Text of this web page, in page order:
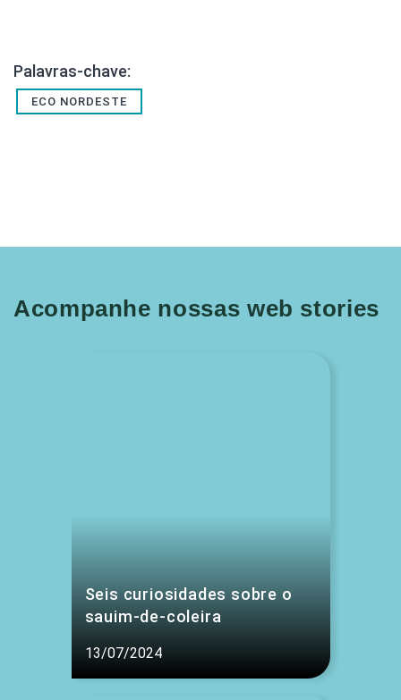
Palavras-chave:
ECO NORDESTE
Acompanhe nossas web stories
Seis curiosidades sobre o
sauim-de-coleira
13/07/2024